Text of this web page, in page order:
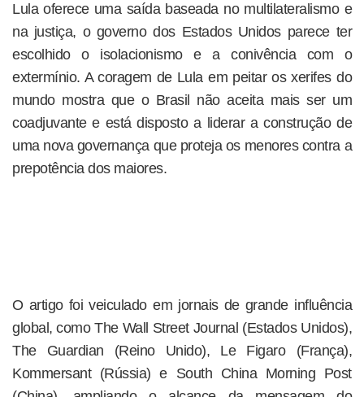
Lula oferece uma saída baseada no multilateralismo e
na justiça, o governo dos Estados Unidos parece ter
escolhido o isolacionismo e a conivência com o
extermínio. A coragem de Lula em peitar os xerifes do
mundo mostra que o Brasil não aceita mais ser um
coadjuvante e está disposto a liderar a construção de
uma nova governança que proteja os menores contra a
prepotência dos maiores.
O artigo foi veiculado em jornais de grande influência
global, como The Wall Street Journal (Estados Unidos),
The Guardian (Reino Unido), Le Figaro (França),
Kommersant (Rússia) e South China Morning Post